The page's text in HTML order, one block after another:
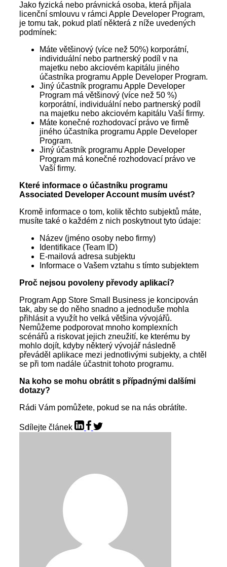
Jako fyzická nebo právnická osoba, která přijala
licenční smlouvu v rámci Apple Developer Program,
je tomu tak, pokud platí některá z níže uvedených
podmínek:
Máte většinový (více než 50%) korporátní,
individuální nebo partnerský podíl v na
majetku nebo akciovém kapitálu jiného
účastníka programu Apple Developer Program.
Jiný účastník programu Apple Developer
Program má většinový (více než 50 %)
korporátní, individuální nebo partnerský podíl
na majetku nebo akciovém kapitálu Vaší firmy.
Máte konečné rozhodovací právo ve firmě
jiného účastníka programu Apple Developer
Program.
Jiný účastník programu Apple Developer
Program má konečné rozhodovací právo ve
Vaší firmy.
Které informace o účastníku programu
Associated Developer Account musím uvést?
Kromě informace o tom, kolik těchto subjektů máte,
musíte také o každém z nich poskytnout tyto údaje:
Název (jméno osoby nebo firmy)
Identifikace (Team ID)
E-mailová adresa subjektu
Informace o Vašem vztahu s tímto subjektem
Proč nejsou povoleny převody aplikací?
Program App Store Small Business je koncipován
tak, aby se do něho snadno a jednoduše mohla
přihlásit a využít ho velká většina vývojářů.
Nemůžeme podporovat mnoho komplexních
scénářů a riskovat jejich zneužití, ke kterému by
mohlo dojít, kdyby některý vývojář následně
převáděl aplikace mezi jednotlivými subjekty, a chtěl
se při tom nadále účastnit tohoto programu.
Na koho se mohu obrátit s případnými dalšími
dotazy?
Rádi Vám pomůžete, pokud se na nás obrátíte.
Sdílejte článek